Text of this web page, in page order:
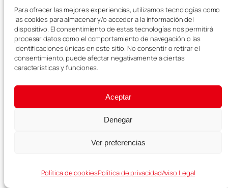
Para ofrecer las mejores experiencias, utilizamos tecnologías como
las cookies para almacenar y/o acceder a la información del
dispositivo. El consentimiento de estas tecnologías nos permitirá
procesar datos como el comportamiento de navegación o las
identificaciones únicas en este sitio. No consentir o retirar el
consentimiento, puede afectar negativamente a ciertas
características y funciones.
Aceptar
Denegar
Ver preferencias
Política de cookiesPolítica de privacidadAviso Legal
momentos más bonitos del viaje.
Puedes reservar unpaseo en
góndola por Veneciasi quieres
llevarlo organizado antes de
llegar.